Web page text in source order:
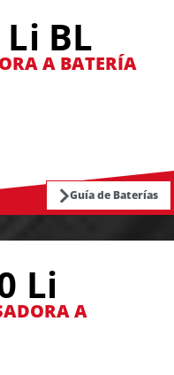
BL
A BATERÍA
Guía de Baterías
Li
A